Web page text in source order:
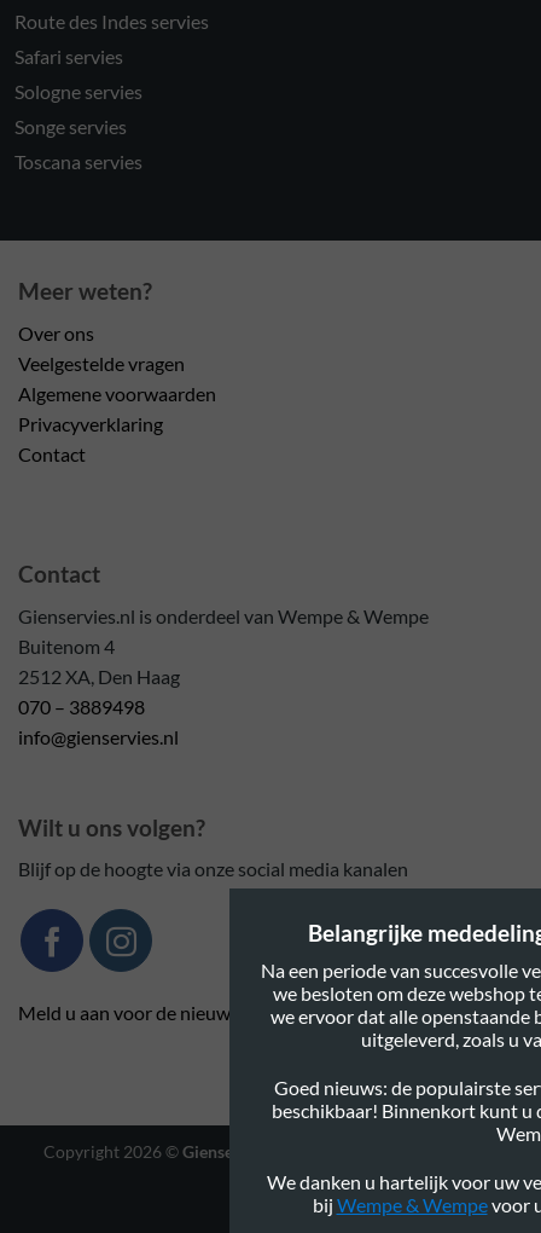
Route des Indes servies
Safari servies
Sologne servies
Songe servies
Toscana servies
Meer weten?
Over ons
Veelgestelde vragen
Algemene voorwaarden
Privacyverklaring
Contact
Contact
Gienservies.nl is onderdeel van Wempe & Wempe
Buitenom 4
2512 XA, Den Haag
070 – 3889498
info@gienservies.nl
Wilt u ons volgen?
Blijf op de hoogte via onze social media kanalen
Meld u aan voor de nieuwsbrief
Copyright 2026 ©Gienservies.nl
Design
Belangrijke
Na een periode van succesvolle
we besloten om deze webshop
we ervoor dat alle openstaande
uitgeleverd, zoals u
Goed nieuws: de populairste
beschikbaar! Binnenkort kunt u
We danken u hartelijk voor uw
bij Wempe & Wempevoor